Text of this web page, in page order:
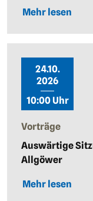
Mehr lesen
24.10.
2026
10:00 Uhr
Vorträge
Auswärtige
Allgöwer
Mehr lesen